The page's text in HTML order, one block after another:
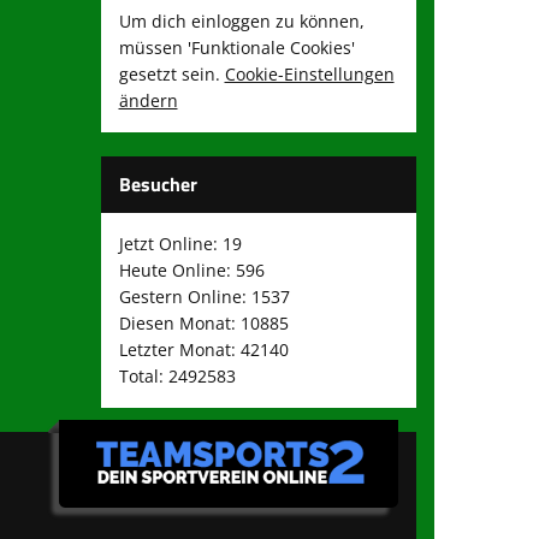
Um dich einloggen zu können,
müssen 'Funktionale Cookies'
gesetzt sein. Cookie-Einstellungen
ändern
Besucher
Jetzt Online: 19
Heute Online: 596
Gestern Online: 1537
Diesen Monat: 10885
Letzter Monat: 42140
Total: 2492583